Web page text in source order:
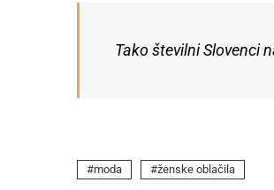
Tako številni Slovenci
moda ženske oblačila